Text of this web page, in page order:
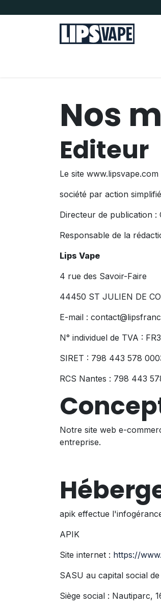
Nos
Editeur
Le site
société par action
Directeur de publication :
Responsable de la
Lips Vape
4 rue des Savoir-Faire
44450 ST JULIEN DE
E-mail :
N° individuel de TVA :
SIRET : 798 443 578
RCS Nantes : 798 443
Notre site web e-
entreprise.
apik effectue
APIK
Site internet : https://
SASU au capital social
Siège social : Nautiparc,